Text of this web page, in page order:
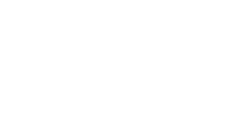
Dà, Nha Nà, Pun Dà, Put Tìm, Khu Rù, Sô Hà.
người mà bạn muốn cầu với đức Bạch Độ Mẫu.
không làm hóa giải tai ương nhưng nó lại là suối nguồn của sự an lạc.
hướng giáo dục, giúp con người giác ngộ, giải thoát khỏi nỗi đau,
người tìm ra được chân lý và lấy lại thăng bằng trong cuộc sống
Pushtim Kuru Svaha
Yoga, tiếng âm thanh của tự nhiên tiếng nước chảy, dòng suối,
và lo lắng.Căng thẳng là vấn đề phổ câu trong xã hội hiện nay.